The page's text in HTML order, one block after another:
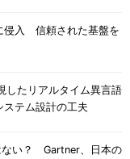
侵入 信頼された基盤を
したリアルタイム異言語
テム設計の工夫
ない？ Gartner、日本の